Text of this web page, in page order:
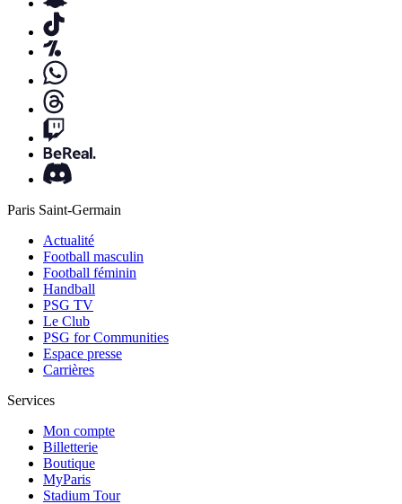
Paris Saint-Germain
Actualité
Football masculin
Football féminin
Handball
PSG TV
Le Club
PSG for Communities
Espace presse
Carrières
Services
Mon compte
Billetterie
Boutique
MyParis
Stadium Tour